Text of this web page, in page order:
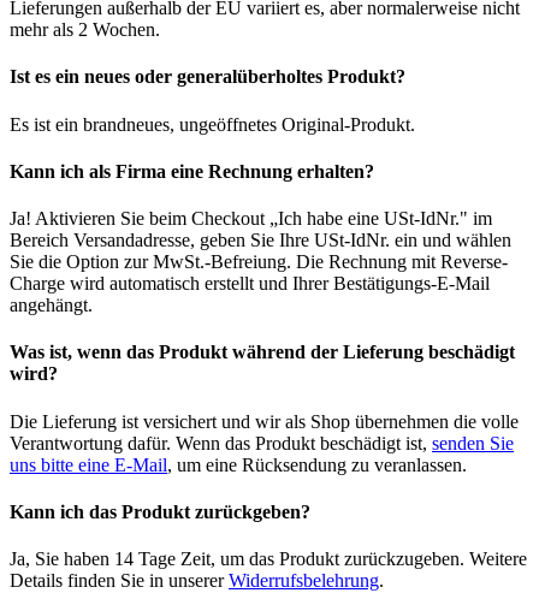
Lieferungen außerhalb der EU variiert es, aber normalerweise nicht
mehr als 2 Wochen.
Ist es ein neues oder generalüberholtes Produkt?
Es ist ein brandneues, ungeöffnetes Original-Produkt.
Kann ich als Firma eine Rechnung erhalten?
Ja! Aktivieren Sie beim Checkout „Ich habe eine USt-IdNr." im
Bereich Versandadresse, geben Sie Ihre USt-IdNr. ein und wählen
Sie die Option zur MwSt.-Befreiung. Die Rechnung mit Reverse-
Charge wird automatisch erstellt und Ihrer Bestätigungs-E-Mail
angehängt.
Was ist, wenn das Produkt während der Lieferung beschädigt
wird?
Die Lieferung ist versichert und wir als Shop übernehmen die volle
Verantwortung dafür. Wenn das Produkt beschädigt ist, senden Sie
uns bitte eine E-Mail, um eine Rücksendung zu veranlassen.
Kann ich das Produkt zurückgeben?
Ja, Sie haben 14 Tage Zeit, um das Produkt zurückzugeben. Weitere
Details finden Sie in unsererWiderrufsbelehrung.